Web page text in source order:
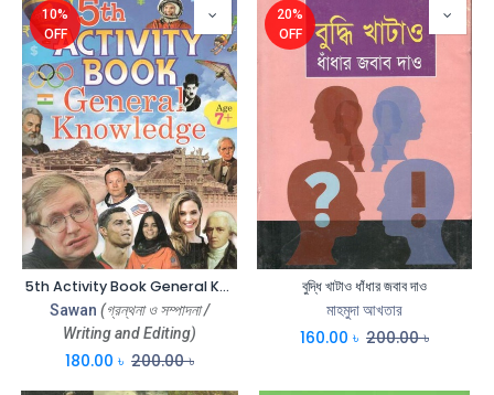
10%
OFF
5th Activity Book General Knowledge
Sawan (গ্রন্থনা ও সম্পাদনা /
Writing and Editing)
180.00 ৳ 200.00৳
20%
OFF
বুদ্ধি খাটাও ধাঁধার জবাব দাও
মাহমুদা আখতার
160.00 ৳ 200.00৳